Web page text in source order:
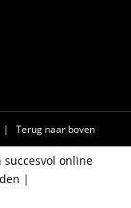
| Terug naar boven
succesvol online
|